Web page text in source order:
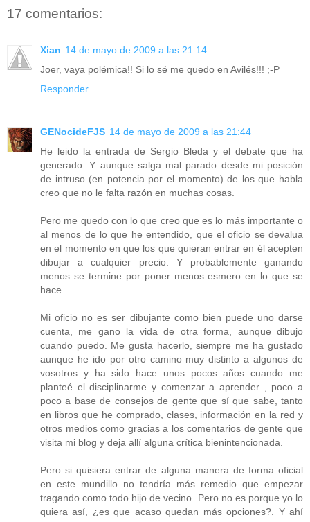
17 comentarios:
Xian 14 de mayo de 2009 a las 21:14
Joer, vaya polémica!! Si lo sé me quedo en Avilés!!! ;-P
Responder
GENocideFJS 14 de mayo de 2009 a las 21:44
He leido la entrada de Sergio Bleda y el debate que ha
generado. Y aunque salga mal parado desde mi posición
de intruso (en potencia por el momento) de los que habla
creo que no le falta razón en muchas cosas.
Pero me quedo con lo que creo que es lo más importante o
al menos de lo que he entendido, que el oficio se devalua
en el momento en que los que quieran entrar en él acepten
dibujar a cualquier precio. Y probablemente ganando
menos se termine por poner menos esmero en lo que se
hace.
Mi oficio no es ser dibujante como bien puede uno darse
cuenta, me gano la vida de otra forma, aunque dibujo
cuando puedo. Me gusta hacerlo, siempre me ha gustado
aunque he ido por otro camino muy distinto a algunos de
vosotros y ha sido hace unos pocos años cuando me
planteé el disciplinarme y comenzar a aprender , poco a
poco a base de consejos de gente que sí que sabe, tanto
en libros que he comprado, clases, información en la red y
otros medios como gracias a los comentarios de gente que
visita mi blog y deja allí alguna crítica bienintencionada.
Pero si quisiera entrar de alguna manera de forma oficial
en este mundillo no tendría más remedio que empezar
tragando como todo hijo de vecino. Pero no es porque yo lo
quiera así, ¿es que acaso quedan más opciones?. Y ahí